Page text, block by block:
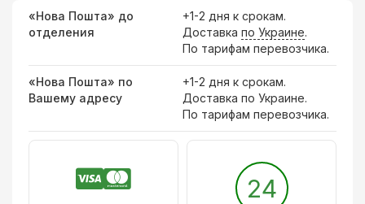
«Нова Пошта» до
отделения
+1-2 дня к срокам.
Доставка по Украине.
По тарифам перевозчика.
«Нова Пошта» по
Вашему адресу
+1-2 дня к срокам.
Доставка по Украине.
По тарифам перевозчика.
24